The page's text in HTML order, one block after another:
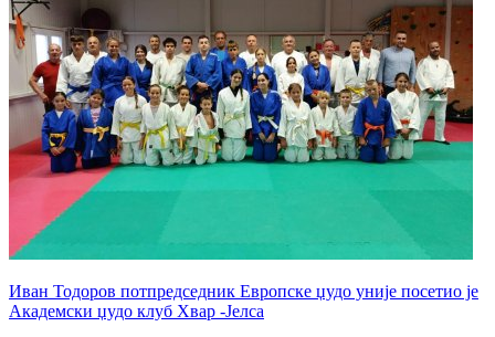
Иван Тодоров потпредседник Европске џудо уније посетио је
Академски џудо клуб Хвар -Јелса